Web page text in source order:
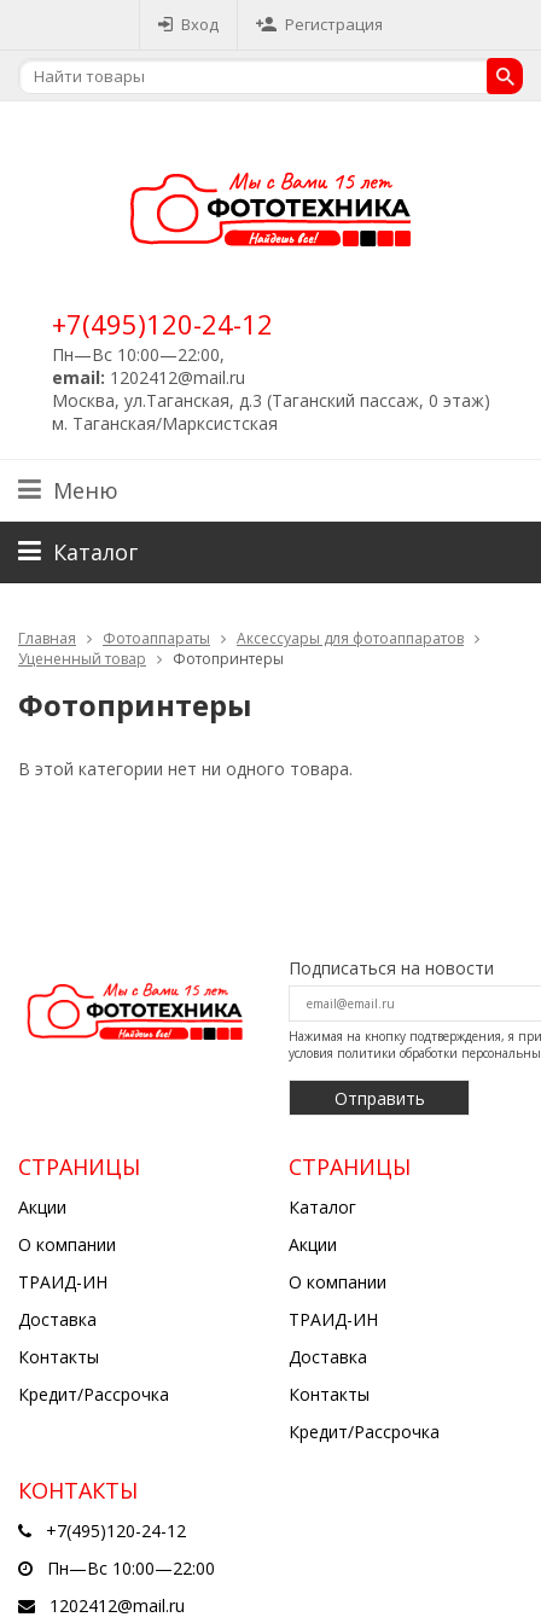
Вход Регистрация
+7(495)120-24-12
Пн—Вс 10:00—22:00,
email: 1202412@mail.ru
Москва, ул.Таганская, д.3 (Таганский пассаж, 0 этаж)
м. Таганская/Марксистская
Меню
Каталог
Главная Фотоаппараты
Аксессуары для фотоаппаратов
Уцененный товар
Фотопринтеры
Фотопринтеры
В этой категории нет ни одного товара.
Подписаться на новости
Нажимая на кнопку подтверждения, я
условия политики обработки
СТРАНИЦЫ
Акции
О компании
ТРАИД-ИН
Доставка
Контакты
Кредит/Рассрочка
СТРАНИЦЫ
Каталог
Акции
О компании
ТРАИД-ИН
Доставка
Контакты
Кредит/Рассрочка
КОНТАКТЫ
+7(495)120-24-12
Пн—Вс 10:00—22:00
1202412@mail.ru